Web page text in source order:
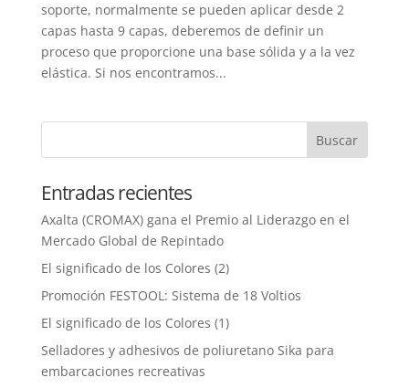
soporte, normalmente se pueden aplicar desde 2
capas hasta 9 capas, deberemos de definir un
proceso que proporcione una base sólida y a la vez
elástica. Si nos encontramos...
Entradas recientes
Axalta (CROMAX) gana el Premio al Liderazgo en el
Mercado Global de Repintado
El significado de los Colores (2)
Promoción FESTOOL: Sistema de 18 Voltios
El significado de los Colores (1)
Selladores y adhesivos de poliuretano Sika para
embarcaciones recreativas